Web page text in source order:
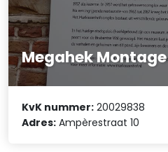
Megahek Montage
KvK nummer: 20029838
Adres: Ampèrestraat 10